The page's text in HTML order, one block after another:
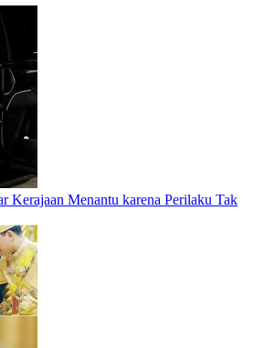
Kerajaan Menantu karena Perilaku Tak